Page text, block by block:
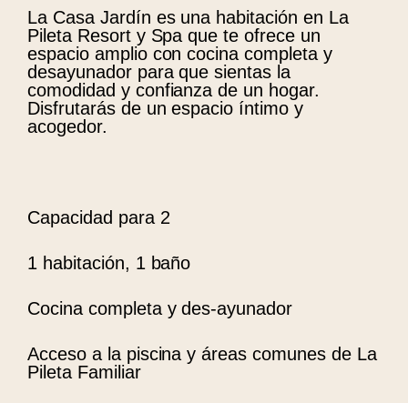
La Casa Jardín es una habitación en La
Pileta Resort y Spa que te ofrece un
espacio amplio con cocina completa y
desayunador para que sientas la
comodidad y confianza de un hogar.
Disfrutarás de un espacio íntimo y
acogedor.
Capacidad para 2
1 habitación, 1 baño
Cocina completa y des-ayunador
Acceso a la piscina y áreas comunes de La
Pileta Familiar